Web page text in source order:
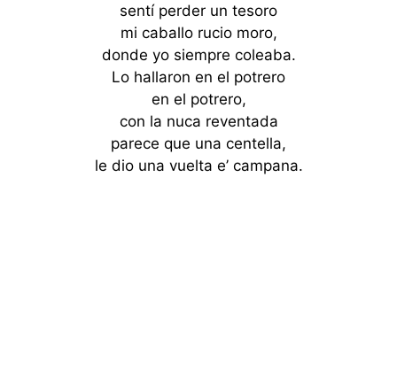
sentí perder un tesoro
mi caballo rucio moro,
donde yo siempre coleaba.
Lo hallaron en el potrero
en el potrero,
con la nuca reventada
parece que una centella,
le dio una vuelta e’ campana.